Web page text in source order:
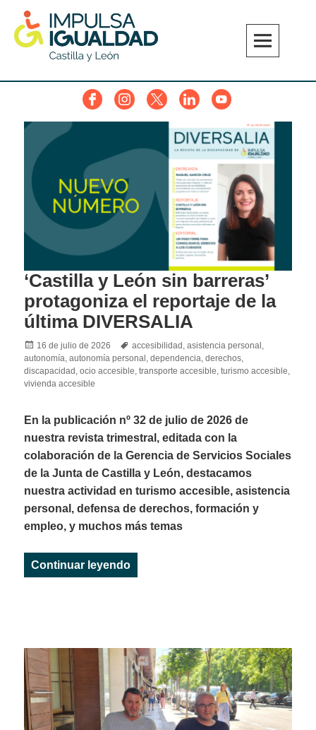
content
FacebookInstagramTwitterLinkedinYouTube
‘Castilla y León sin barreras’
protagoniza el reportaje de la
última DIVERSALIA
Posted
on
16 de julio de 2026 Tags
accesibilidad ,asistencia personal
autonomía ,autonomía personal ,dependencia ,derechos
discapacidad ,ocio accesible ,transporte accesible ,turismo accesible
vivienda accesible
En la publicación nº 32 de julio de 2026 de
nuestra revista trimestral, editada con la
colaboración de la Gerencia de Servicios Sociales
de la Junta de Castilla y León, destacamos
nuestra actividad en turismo accesible, asistencia
personal, defensa de derechos, formación y
empleo, y muchos más temas
Continuar leyendo«‘Castilla y León sin barreras’